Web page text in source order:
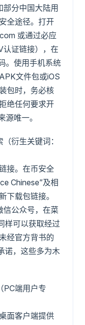
分中国大陆用
全途径。打开
或通过必应
认证链接），在
。使用手机系统
文件包或iOS
包时，务必核
绝任何要求开
源唯一。
衍生关键词：
接。在币安全
Chinese”及相
下载包链接。
信公众号，在菜
样可以获取经过
经官方背书的
诺，这些多为木
PC端用户专
面客户端提供